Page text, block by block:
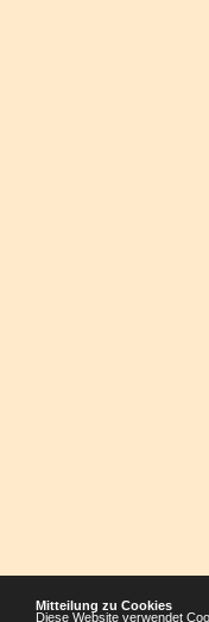
Mitteilung zu Cookies
Diese Website verwendet